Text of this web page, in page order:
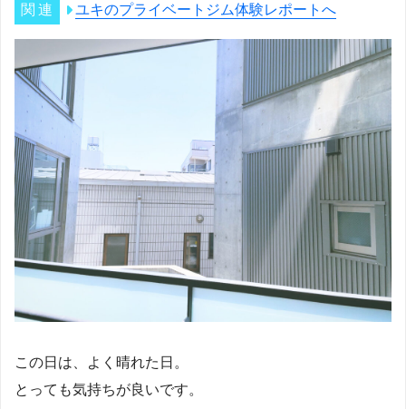
ユキのプライベートジム体験レポートへ
この日は、よく晴れた日。
とっても気持ちが良いです。